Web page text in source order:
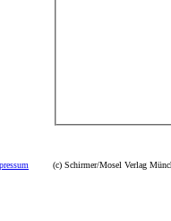
(c) Schirmer/Mosel Verlag